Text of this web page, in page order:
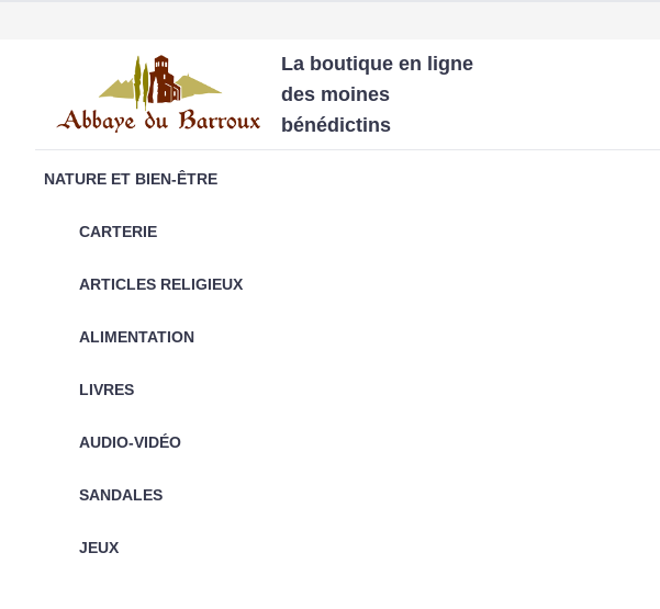
NATURE ET BIEN-ÊTRE
CARTERIE
ARTICLES RELIGIEUX
ALIMENTATION
LIVRES
AUDIO-VIDÉO
SANDALES
JEUX
La boutique en ligne
des moines
bénédictins